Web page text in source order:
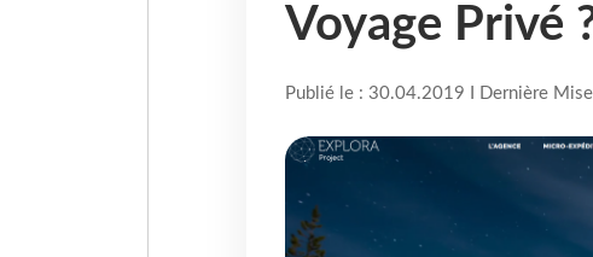
Voyage Privé
Publié le : 30.04.2019 I Dernière